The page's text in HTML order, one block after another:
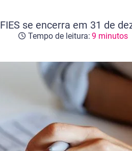
se encerra em 31 de
Tempo de leitura: 9 minutos